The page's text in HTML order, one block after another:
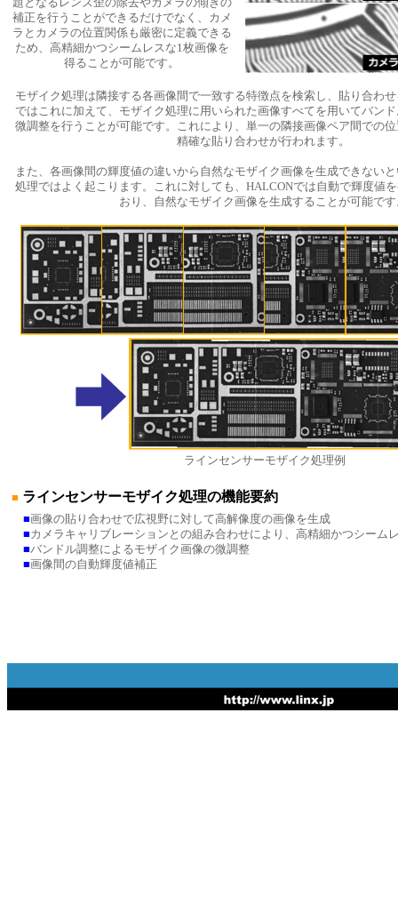
補正を行うことができるだけでなく、カメ
ラとカメラの位置関係も厳密に定義できる
ため、高精細かつシームレスな1枚画像を
得ることが可能です。
モザイク処理は隣接する各画像間で一致する特徴点を検索し、貼り合わ
ではこれに加えて、モザイク処理に用いられた画像すべてを用いてバン
微調整を行うことが可能です。これにより、単一の隣接画像ペア間での
精確な貼り合わせが行われます。
また、各画像間の輝度値の違いから自然なモザイク画像を生成できない
処理ではよく起こります。これに対しても、HALCONでは自動で輝度値
おり、自然なモザイク画像を生成することが可能で
ラインセンサーモザイク処理例
■ ラインセンサーモザイク処理の機能要約
■画像の貼り合わせで広視野に対して高解像度の画像を生成
■ カメラキャリブレーションとの組み合わせにより、高精細かつシーム
■バンドル調整によるモザイク画像の微調整
■画像間の自動輝度値補正